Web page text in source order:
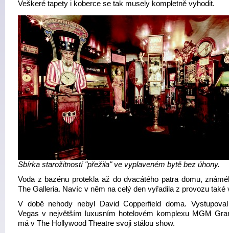
Veškeré tapety i koberce se tak musely kompletně vyhodit.
Sbírka starožitností "přežila" ve vyplaveném bytě bez úhony.
Voda z bazénu protekla až do dvacátého patra domu,
The Galleria. Navíc v něm na celý den vyřadila z provozu také
V době nehody nebyl David Copperfield doma.
Vegas v největším luxusním hotelovém komplexu MGM
má v The Hollywood Theatre svoji stálou show.